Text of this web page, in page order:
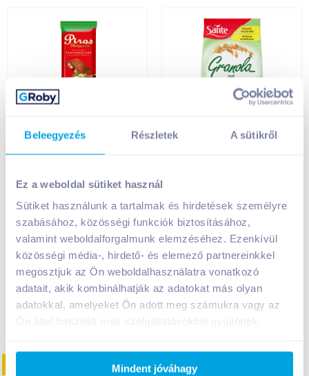
Beleegyezés Részletek A sütikről
Ez a weboldal sütiket használ
Sütiket használunk a tartalmak és hirdetések személyre
szabásához, közösségi funkciók biztosításához,
valamint weboldalforgalmunk elemzéséhez. Ezenkívül
közösségi média-, hirdető- és elemező partnereinkkel
megosztjuk az Ön weboldalhasználatra vonatkozó
adatait, akik kombinálhatják az adatokat más olyan
adatokkal, amelyeket Ön adott meg számukra vagy az
Mindent jóváhagy
Piros Mogyorós
799Ft /db
11 414 Ft /kg
Kosárba
1 karton = 20 db
+1 karton a kosárba
Sante Granola 350 g
1 499Ft /db
4 283Ft /
Kosárba
1 karton = 14 db
+1 karton a kosárba